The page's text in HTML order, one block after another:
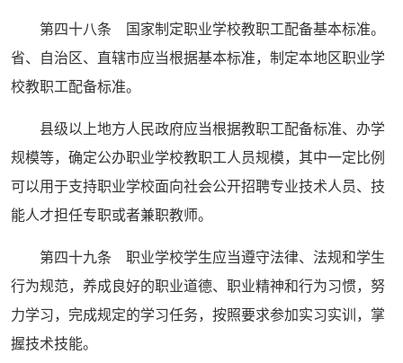
第四十八条 国家制定职业学校教职工配备基本标准。
省、自治区、直辖市应当根据基本标准，制定本地区职业学
校教职工配备标准。
县级以上地方人民政府应当根据教职工配备标准、办学
规模等，确定公办职业学校教职工人员规模，其中一定比例
可以用于支持职业学校面向社会公开招聘专业技术人员、技
能人才担任专职或者兼职教师。
第四十九条 职业学校学生应当遵守法律、法规和学生
行为规范，养成良好的职业道德、职业精神和行为习惯，努
力学习，完成规定的学习任务，按照要求参加实习实训，掌
握技术技能。